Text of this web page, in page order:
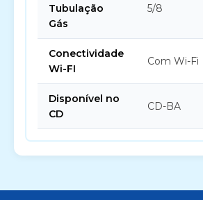
Tubulação
Gás
5/8
Conectividade
Wi-FI
Com Wi-Fi
Disponível no
CD
CD-BA